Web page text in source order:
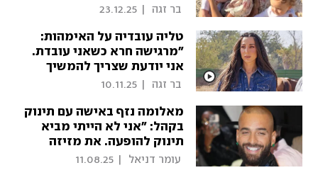
להרדים"
בר זגה 23.12.25
טליה עובדיה על האימהות:
"מרגישה חרא כשאני עובדת.
אני יודעת שצריך להמשיך
ולהגשים, אבל ייסורי המצפון
בר זגה 10.11.25
מאלומה נזף באישה עם תינוק
בקהל: "אני לא הייתי מביא
תינוק להופעה. את מזיזה
אותו כאילו הוא צעצוע"
עומר דניאל 11.08.25